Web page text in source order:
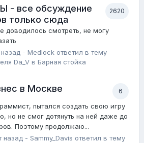
2620
- все обсуждение
только сюда
доводилось смотреть, не могу
- Medlock ответил в тему
Da_V в Барная стойка
6
в Москве
пытался создать свою игру
но не смог дотянуть на ней даже до
Поэтому продолжаю...
назад - Sammy_Davis ответил в тему